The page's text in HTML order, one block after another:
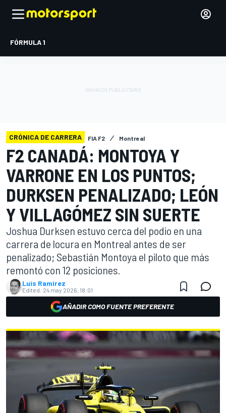
FÓRMULA 1
CRÓNICA DE CARRERA FIA F2 Montreal
F2 CANADÁ: MONTOYA Y
VARRONE EN LOS PUNTOS;
DURKSEN PENALIZADO; LEÓN
Y VILLAGÓMEZ SIN SUERTE
Joshua Durksen estuvo cerca del podio en una
carrera de locura en Montreal antes de ser
penalizado; Sebastián Montoya el piloto que más
remontó con 12 posiciones.
Luis Ramírez
Edited: 24 may 2026, 18:01
AÑADIR COMO FUENTE PREFERENTE